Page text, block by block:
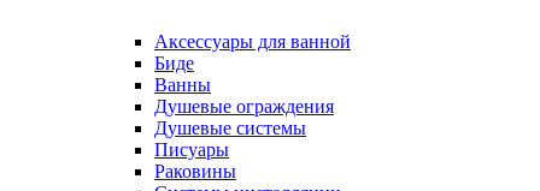
Аксессуары для ванной
Биде
Ванны
Душевые ограждения
Душевые системы
Писуары
Раковины